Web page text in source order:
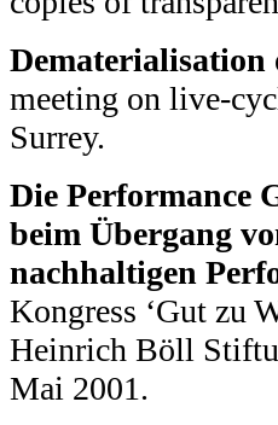
Dematerialisation
meeting on live-
Surrey.
Die Performance
beim Übergang
nachhaltigen
Kongress ‘Gut zu
Heinrich Böll
Mai 2001.